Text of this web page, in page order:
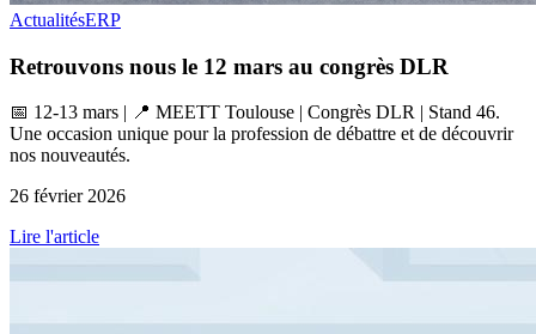
ActualitésERP
Retrouvons nous le 12 mars au congrès DLR
📅 12-13 mars | 📍 MEETT Toulouse | Congrès DLR | Stand 46.
Une occasion unique pour la profession de débattre et de découvrir
nos nouveautés.
26 février 2026
Lire l'article